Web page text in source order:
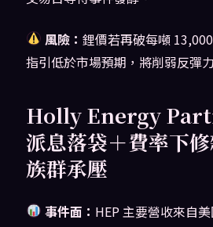
風險： 鋰價若再破每噸
指引低於市場預期，將削弱反彈
Holly Energy
派息落袋＋費率下
族群承壓
事件面： HEP 主要營收來自